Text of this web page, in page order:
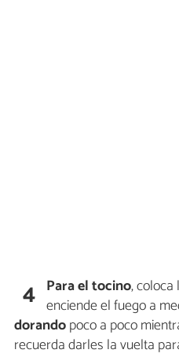
4 Para eltocino,
enciende el fuego a
dorandopoco a poco
recuerda darles la vuelta